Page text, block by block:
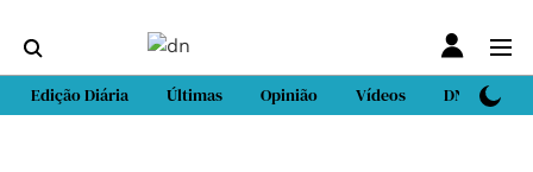
Edição Diária Últimas Opinião Vídeos DN Sport